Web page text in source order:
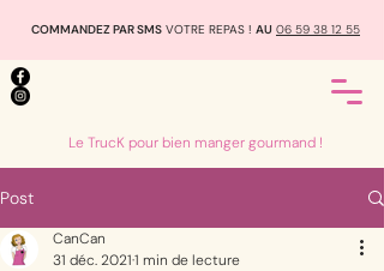
COMMANDEZ PAR SMS VOTRE REPAS ! AU 06 59 38 12 55
Le TrucK pour bien manger gourmand !
Post
CanCan
31 déc. 20211 min de lecture